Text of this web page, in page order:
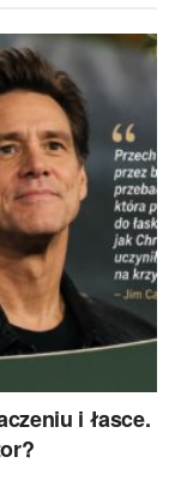
i łasce.